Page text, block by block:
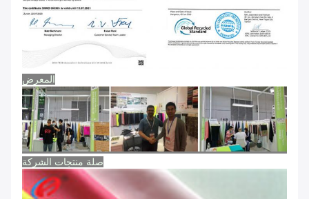
المعرض
صلة منتجات الشركة